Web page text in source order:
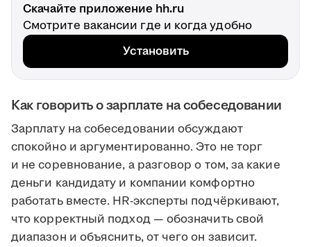
Скачайте приложение hh.ru
Смотрите вакансии где и когда удобно
Установить
Как говорить о зарплате на собеседовании
Зарплату на собеседовании обсуждают
спокойно и аргументированно. Это не торг
и не соревнование, а разговор о том, за какие
деньги кандидату и компании комфортно
работать вместе. HR-эксперты подчёркивают,
что корректный подход — обозначить свой
диапазон и объяснить, от чего он зависит.